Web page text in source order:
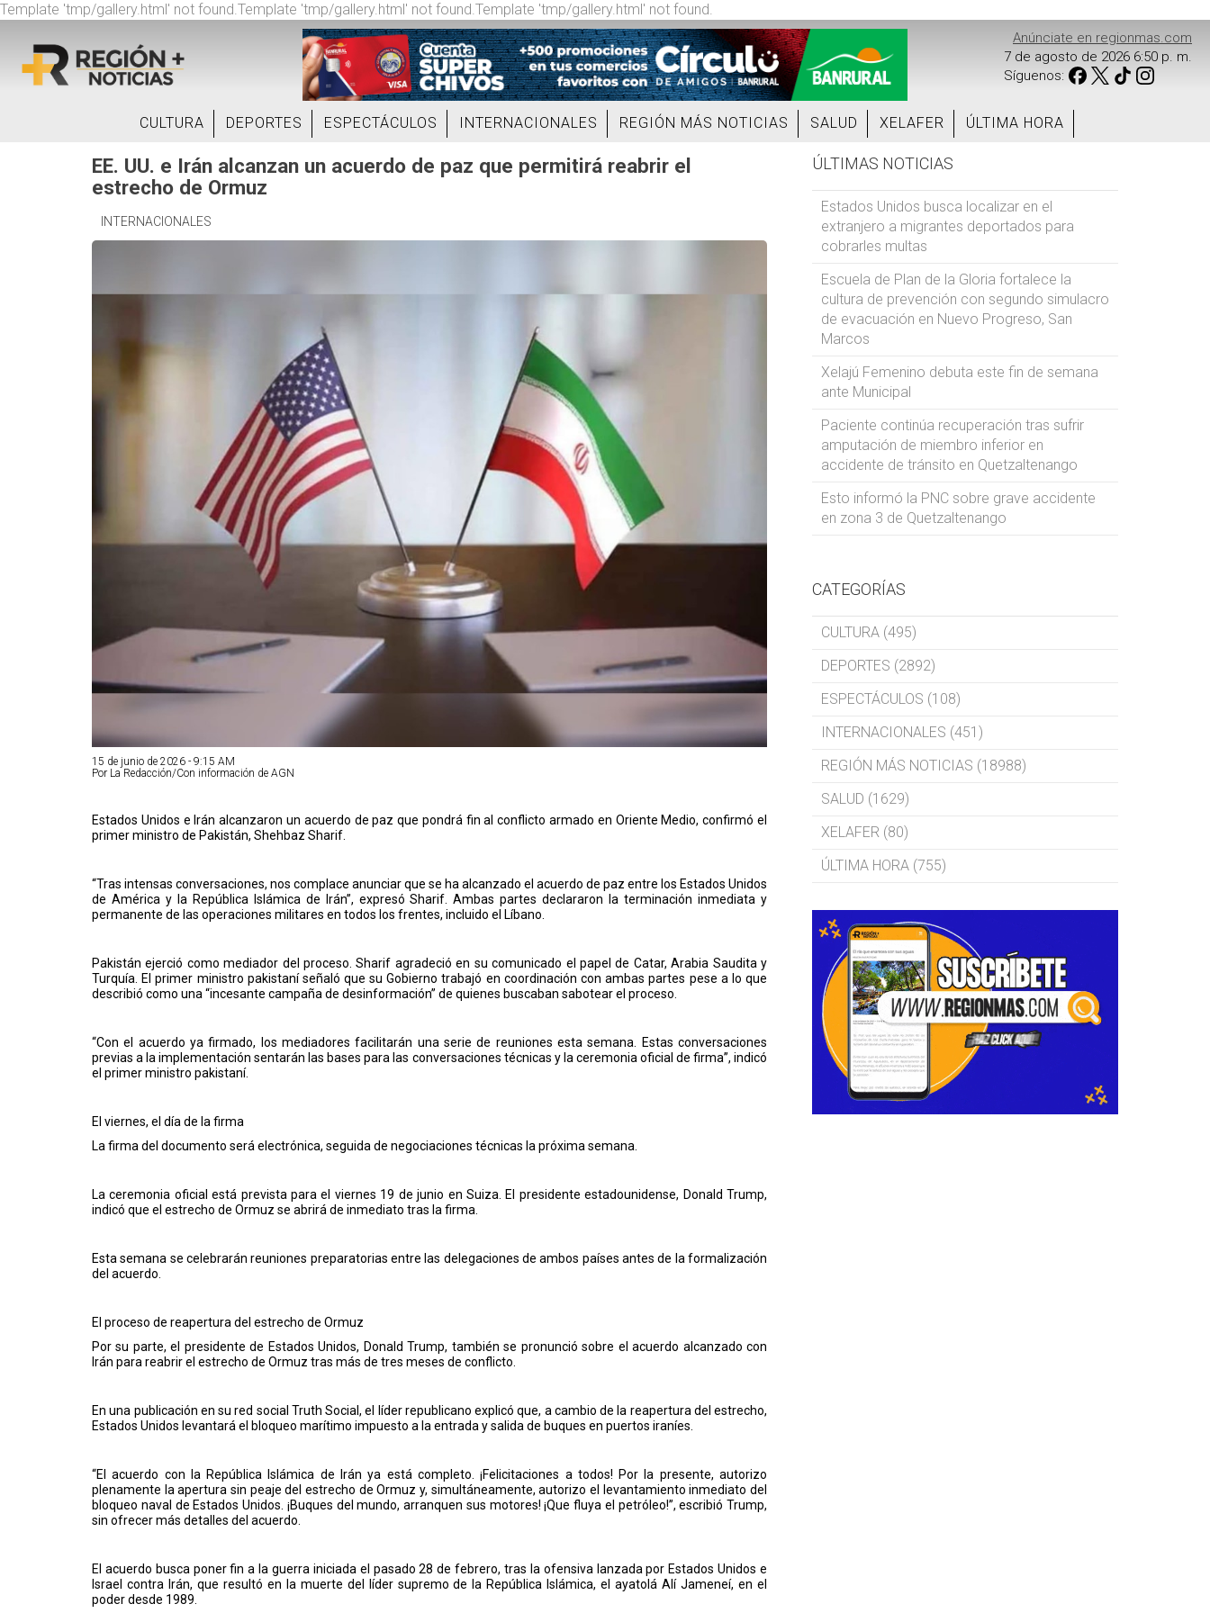
Template 'tmp/gallery.html' not found.Template 'tmp/gallery.html' not found.Template 'tmp/gallery.html' not found.
Anúnciate en regionmas.com
7 de agosto de 2026 6:50 p. m.
Síguenos:
CULTURA DEPORTES ESPECTÁCULOS INTERNACIONALES REGIÓN MÁS NOTICIAS SALUD XELAFER ÚLTIMA HORA
EE. UU. e Irán alcanzan un acuerdo de paz que permitirá reabrir el
estrecho de Ormuz
INTERNACIONALES
15 de junio de 2026 - 9:15 AM
Por La Redacción/Con información de AGN
Estados Unidos e Irán alcanzaron un acuerdo de paz que pondrá fin al conflicto armado en Oriente Medio, confirmó el
primer ministro de Pakistán, Shehbaz Sharif.
“Tras intensas conversaciones, nos complace anunciar que se ha alcanzado el acuerdo de paz entre los Estados Unidos
de América y la República Islámica de Irán”, expresó Sharif. Ambas partes declararon la terminación inmediata y
permanente de las operaciones militares en todos los frentes, incluido el Líbano.
Pakistán ejerció como mediador del proceso. Sharif agradeció en su comunicado el papel de Catar, Arabia Saudita y
Turquía. El primer ministro pakistaní señaló que su Gobierno trabajó en coordinación con ambas partes pese a lo que
describió como una “incesante campaña de desinformación” de quienes buscaban sabotear el proceso.
“Con el acuerdo ya firmado, los mediadores facilitarán una serie de reuniones esta semana. Estas conversaciones
previas a la implementación sentarán las bases para las conversaciones técnicas y la ceremonia oficial de firma”, indicó
el primer ministro pakistaní.
El viernes, el día de la firma
La firma del documento será electrónica, seguida de negociaciones técnicas la próxima semana.
La ceremonia oficial está prevista para el viernes 19 de junio en Suiza. El presidente estadounidense, Donald Trump,
indicó que el estrecho de Ormuz se abrirá de inmediato tras la firma.
Esta semana se celebrarán reuniones preparatorias entre las delegaciones de ambos países antes de la formalización
del acuerdo.
El proceso de reapertura del estrecho de Ormuz
Por su parte, el presidente de Estados Unidos, Donald Trump, también se pronunció sobre el acuerdo alcanzado con
Irán para reabrir el estrecho de Ormuz tras más de tres meses de conflicto.
En una publicación en su red social Truth Social, el líder republicano explicó que, a cambio de la reapertura del estrecho,
Estados Unidos levantará el bloqueo marítimo impuesto a la entrada y salida de buques en puertos iraníes.
“El acuerdo con la República Islámica de Irán ya está completo. ¡Felicitaciones a todos! Por la presente, autorizo
plenamente la apertura sin peaje del estrecho de Ormuz y, simultáneamente, autorizo el levantamiento inmediato del
bloqueo naval de Estados Unidos. ¡Buques del mundo, arranquen sus motores! ¡Que fluya el petróleo!”, escribió Trump,
sin ofrecer más detalles del acuerdo.
El acuerdo busca poner fin a la guerra iniciada el pasado 28 de febrero, tras la ofensiva lanzada por Estados Unidos e
Israel contra Irán, que resultó en la muerte del líder supremo de la República Islámica, el ayatolá Alí Jameneí, en el
poder desde 1989.
ÚLTIMAS NOTICIAS
Estados Unidos busca localizar en el
extranjero a migrantes deportados para
cobrarles multas
Escuela de Plan de la Gloria fortalece la
cultura de prevención con segundo simulacro
de evacuación en Nuevo Progreso, San
Marcos
Xelajú Femenino debuta este fin de semana
ante Municipal
Paciente continúa recuperación tras sufrir
amputación de miembro inferior en
accidente de tránsito en Quetzaltenango
Esto informó la PNC sobre grave accidente
en zona 3 de Quetzaltenango
CATEGORÍAS
CULTURA (495)
DEPORTES (2892)
ESPECTÁCULOS (108)
INTERNACIONALES (451)
REGIÓN MÁS NOTICIAS (18988)
SALUD (1629)
XELAFER (80)
ÚLTIMA HORA (755)